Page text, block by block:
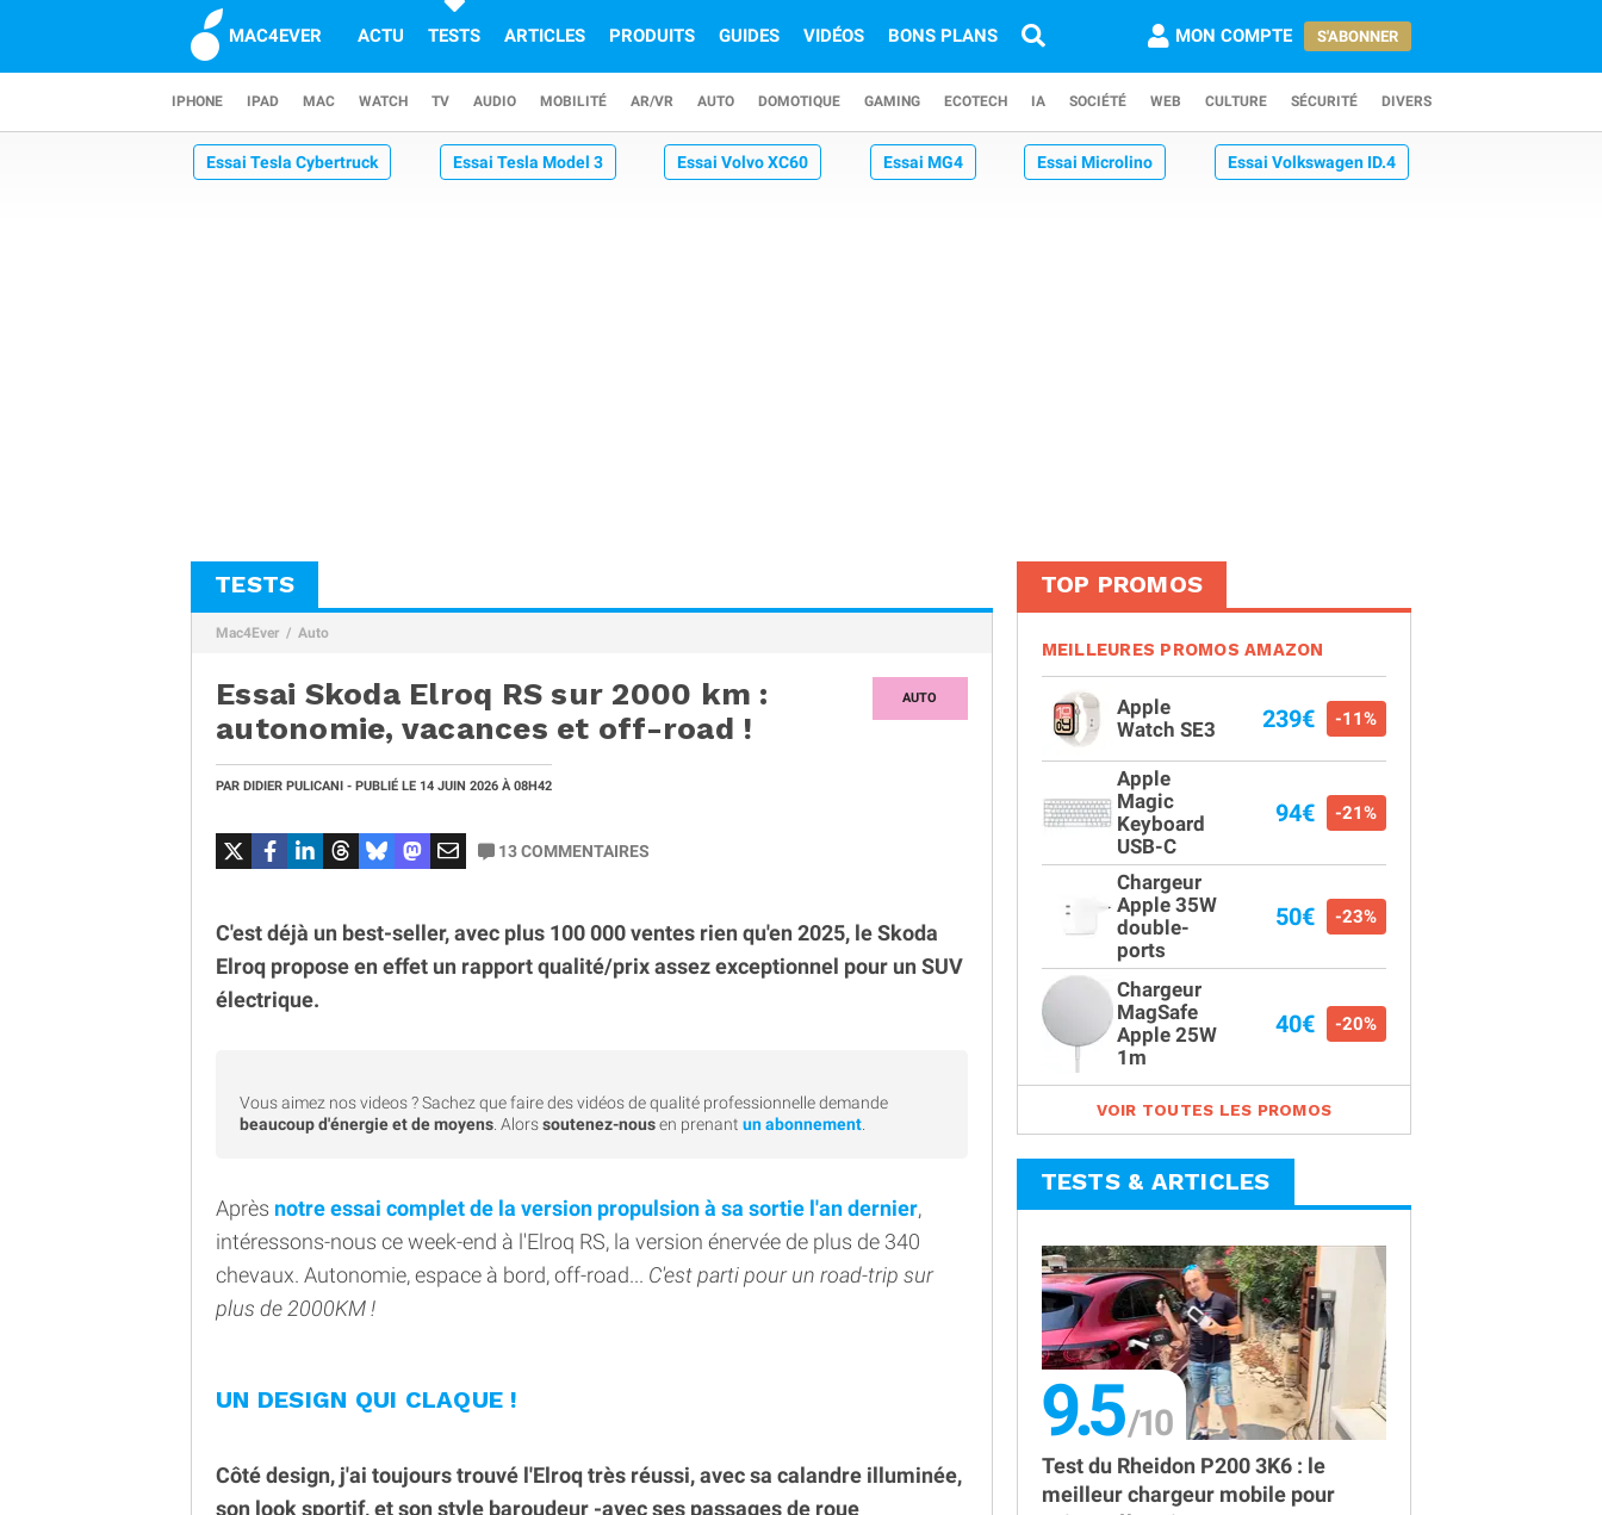
MAC4EVER ACTU TESTS ARTICLES PRODUITS GUIDES VIDÉOS BONS PLANS MON COMPTE S'ABONNER
IPHONE IPAD MAC WATCH TV AUDIO MOBILITÉ AR/VR AUTO DOMOTIQUE GAMING ECOTECH IA SOCIÉTÉ WEB CULTURE SÉCURITÉ DIVERS
Essai Tesla Cybertruck Essai Tesla Model 3 Essai Volvo XC60 Essai MG4 Essai Microlino Essai Volkswagen ID.4
TESTS
Mac4Ever Auto
AUTO
Essai Skoda Elroq RS sur 2000 km :
autonomie, vacances et off-road !
PAR DIDIER PULICANI - PUBLIÉ LE 14 JUIN 2026 À 08H42
13COMMENTAIRES
C'est déjà un best-seller, avec plus 100 000 ventes rien qu'en 2025, le Skoda
Elroq propose en effet un rapport qualité/prix assez exceptionnel pour un SUV
électrique.
Vous aimez nos videos ? Sachez que faire des vidéos de qualité professionnelle demande
beaucoup d'énergie et de moyens . Alorssoutenez-nousen prenant un abonnement
Après notre essai complet de la version propulsion à sa sortie l'an dernier,
intéressons-nous ce week-end à l'Elroq RS, la version énervée de plus de 340
chevaux. Autonomie, espace à bord, off-road... C'est parti pour un road-trip sur
plus de 2000KM !
UN DESIGN QUI CLAQUE !
Côté design, j'ai toujours trouvé l'Elroq très réussi, avec sa calandre illuminée,
son look sportif, et son style baroudeur -avec ses passages de roue
TOP PROMOS
MEILLEURES PROMOS AMAZON
Apple
Watch SE3
239€ -11%
Apple
Magic
Keyboard
USB-C
94€ -21%
Chargeur
Apple 35W
double-
ports
50€ -23%
Chargeur
MagSafe
Apple 25W
1m
40€ -20%
VOIR TOUTES LES PROMOS
TESTS & ARTICLES
9.5
Test du Rheidon P200 3K6 : le
meilleur chargeur mobile pour